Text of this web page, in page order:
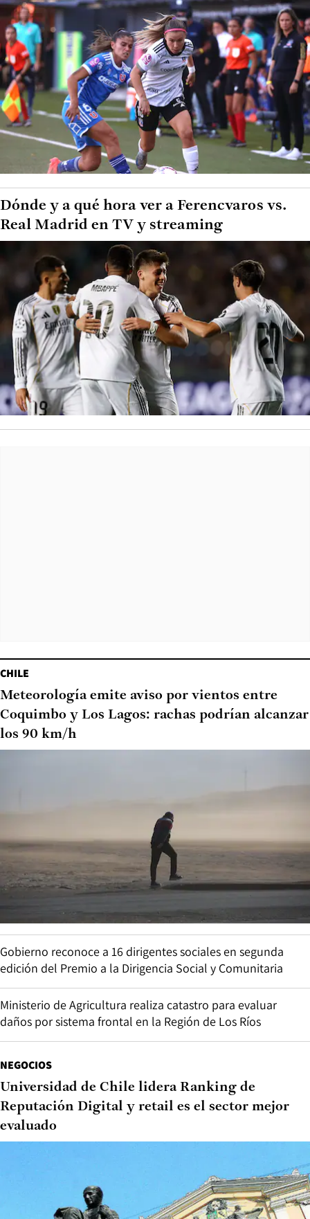
Dónde y a qué hora ver a Ferencvaros vs.
Real Madrid en TV y streaming
CHILE
Meteorología emite aviso por vientos entre
Coquimbo y Los Lagos: rachas podrían alcanzar
los 90 km/h
Gobierno reconoce a 16 dirigentes sociales en segunda
edición del Premio a la Dirigencia Social y Comunitaria
Ministerio de Agricultura realiza catastro para evaluar
daños por sistema frontal en la Región de Los Ríos
NEGOCIOS
Universidad de Chile lidera Ranking de
Reputación Digital y retail es el sector mejor
evaluado